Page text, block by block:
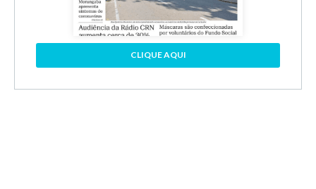
CLIQUE AQUI